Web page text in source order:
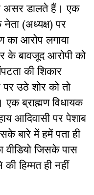
असर डालते हैं। एक
(अध्यक्ष) पर
का आरोप लगाया
के बावजूद आरोपी को
की शिकार
उठे शोर को तो
एक ब्राह्मण विधायक
आदिवासी पर पेशाब
बारे में हमें पता ही
वीडियो जिसके पास
हिम्मत ही नहीं